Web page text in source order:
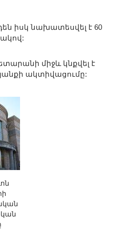
իսկ նախատեսվել է 60
միջև կնքվել է
ակտիվացումը: